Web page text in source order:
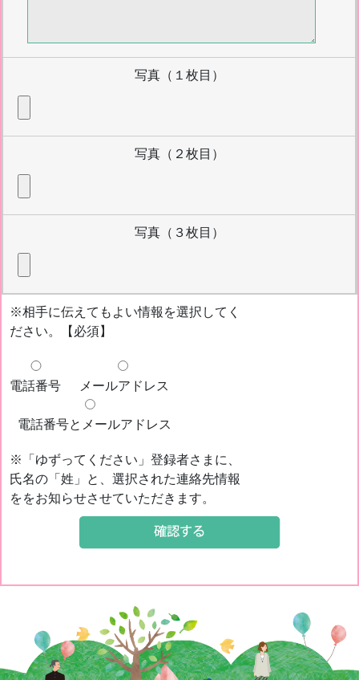
写真（１枚目）
写真（２枚目）
写真（３枚目）
※相手に伝えてもよい情報を選択してく
ださい。【必須】
電話番号 メールアドレス
電話番号とメールアドレス
※「ゆずってください」登録者さまに、
氏名の「姓」と、選択された連絡先情報
ををお知らせさせていただきます。